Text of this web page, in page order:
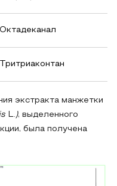
Октадеканал
Тритриаконтан
экстракта манжетки
L.), выделенного
была получена